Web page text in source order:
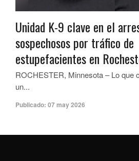
Unidad K-9 clave en el
sospechosos por tráfico de
estupefacientes en
ROCHESTER, Minnesota – Lo que
un...
Publicado: 07 may 2026